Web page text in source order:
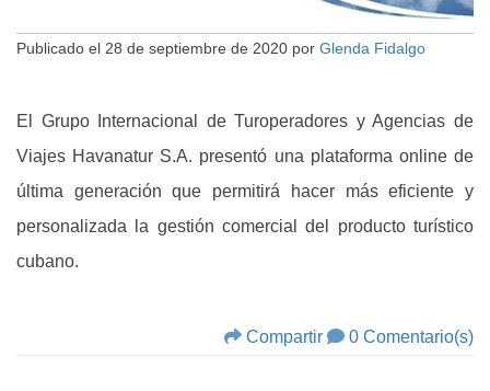
Publicado el 28 de septiembre de 2020 por Glenda Fidalgo
El Grupo Internacional de Turoperadores y Agencias de
Viajes Havanatur S.A. presentó una plataforma online de
última generación que permitirá hacer más eficiente y
personalizada la gestión comercial del producto turístico
cubano.
Compartir 0 Comentario(s)